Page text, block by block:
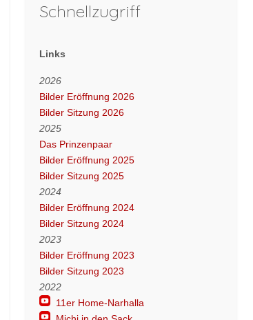
Schnellzugriff
Links
2026
Bilder Eröffnung 2026
Bilder Sitzung 2026
2025
Das Prinzenpaar
Bilder Eröffnung 2025
Bilder Sitzung 2025
2024
Bilder Eröffnung 2024
Bilder Sitzung 2024
2023
Bilder Eröffnung 2023
Bilder Sitzung 2023
2022
11er Home-Narhalla